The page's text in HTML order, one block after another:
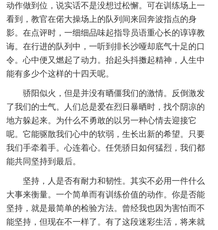
动作做到位，说实话不是没想过松懈。可在训练场上一
看到，教官在偌大操场上的队列间来回奔波指点的身
影。在点评时，一细细品味起指导员语重心长的谆谆教
诲。在行进的队列中，一听到排长沙哑却底气十足的口
令。心中便又燃起了动力。抬起头抖擞起精神，人生中
能有多少个这样的十四天呢。
骄阳似火，但是并没有晒僵我们的激情。反倒激发
了我们的士气。人们总是爱在烈日暴晒时，找个阴凉的
地方躲起来。为什么不勇敢的以另一种心情去迎接它
呢。它能驱散我们心中的软弱，生长出新的希望。只要
我们手牵着手。心连着心。任凭骄日如何猛烈，我们都
能共同坚持到最后。
坚持，人是否有耐力和韧性。其实不必用一件什么
大事来衡量。一个简单而有训练价值的动作。你是否能
坚持，就是最简单的检验方法。曾经我也因为害怕而不
能坚持，但现在不一样了。有了这段迷彩生活，将来就